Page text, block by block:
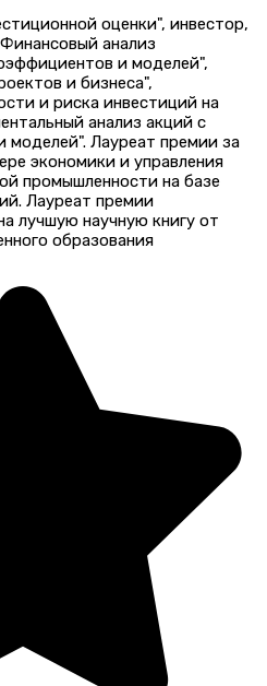
оценки", инвестор,
анализ
и моделей",
и бизнеса",
и риска инвестиций на
анализ акций с
Лауреат премии за
экономики и управления
промышленности на базе
Лауреат премии
лучшую научную книгу от
образования